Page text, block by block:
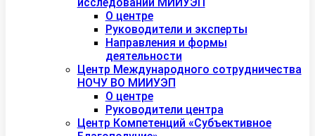
О центре
Руководители и эксперты
Направления и формы
деятельности
Центр Международного сотрудничества
НОЧУ ВО МИИУЭП
О центре
Руководители центра
Центр Компетенций «Субъективное